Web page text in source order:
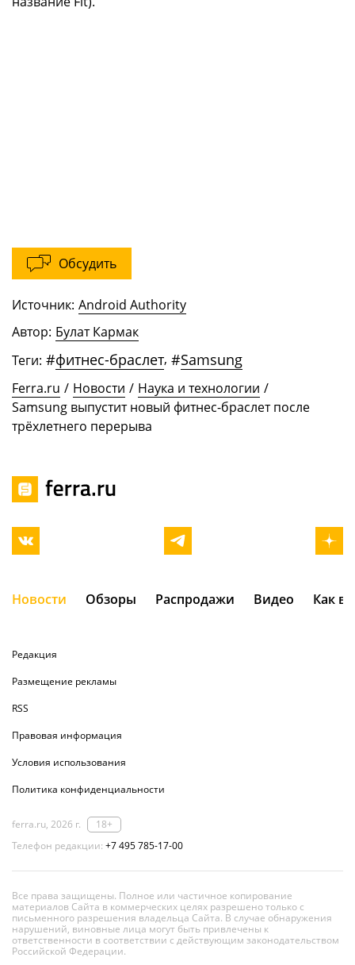
Обсудить
Источник: Android Authority
Автор: Булат Кармак
Теги: #фитнес-браслет, #Samsung
Ferra.ru / Новости / Наука и технологии /
Samsung выпустит новый фитнес-браслет после
трёхлетнего перерыва
Новости Обзоры Распродажи Видео Как
Редакция
Размещение рекламы
RSS
Правовая информация
Условия использования
Политика конфиденциальности
ferra.ru, 2026 г.
18+
Телефон редакции: +7 495 785-17-00
Все права защищены. Полное или частичное копирование
материалов Сайта в коммерческих целях разрешено только с
письменного разрешения владельца Сайта. В случае обнаружения
нарушений, виновные лица могут быть привлечены к
ответственности в соответствии с действующим законодательством
Российской Федерации.